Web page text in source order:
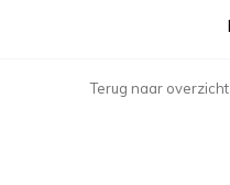
Terug naar overzicht